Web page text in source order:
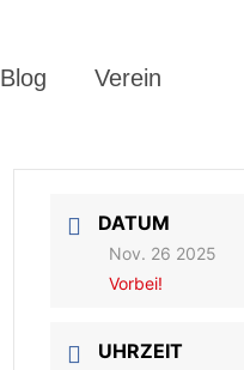
Blog Verein
DATUM
Nov. 26 2025
Vorbei!
UHRZEIT